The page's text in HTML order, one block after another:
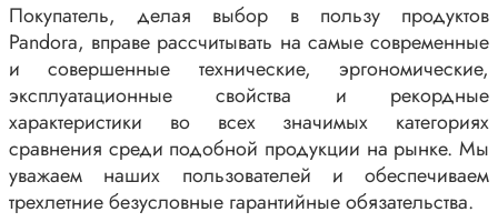
Покупатель, делая выбор в пользу продуктов
Pandora, вправе рассчитывать на самые современные
и совершенные технические, эргономические,
эксплуатационные свойства и рекордные
характеристики во всех значимых категориях
сравнения среди подобной продукции на рынке. Мы
уважаем наших пользователей и обеспечиваем
трехлетние безусловные гарантийные обязательства.